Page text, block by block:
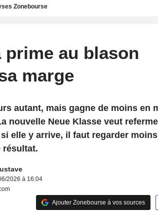
Zonebourse
prime au blason
marge
autant, mais gagne de moins en
nouvelle Neue Klasse veut
elle y arrive, il faut regarder
résultat.
2026 à 16:04
Ajouter Zonebourse à vos sources